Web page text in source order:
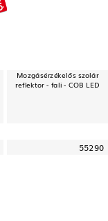
Mozgásérzékelős szolár
reflektor - fali - COB LED
55290